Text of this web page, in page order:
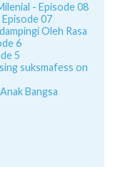
- Episode 08
07
Oleh Rasa
6
5
suksmafess on
Bangsa